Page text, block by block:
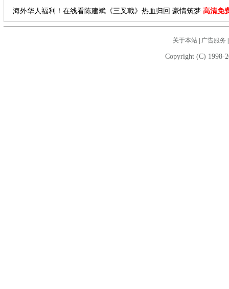
海外华人福利！在线看陈建斌《三叉戟》热血归回 豪情筑梦 高清免
关于本站| 广告服务
Copyright (C) 1998-